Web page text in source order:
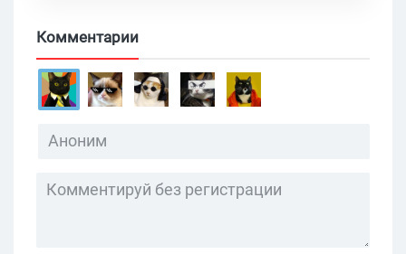
Комментарии